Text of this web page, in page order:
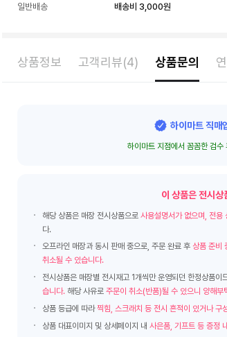
일반배송
배송비 3,000원
상품정보 고객리뷰(4) 상품문의
하이마트 직매
하이마트 지점에서 꼼꼼한 검수
이 상품은 전시상
해당 상품은 매장 전시상품으로 사용설명서가 없으며, 전용
다.
오프라인 매장과 동시 판매 중으로, 주문 완료 후 상품 준비
취소될 수 있습니다.
전시상품은 매장별 전시재고 1개씩만 운영되던 한정상품이
습니다. 해당 사유로 주문이 취소(반품)될 수 있으니 양해부
상품 등급에 따라찍힘, 스크래치 등 전시 흔적이 있거나 구
상품 대표이미지 및 상세페이지 내 사은품, 기프트 등 증정